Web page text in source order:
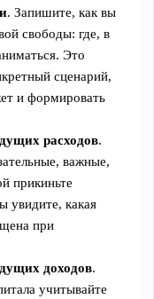
. Запишите, как вы
свободы: где, в
Это
сценарий,
и формировать
расходов.
важные,
прикиньте
увидите, какая
при
доходов.
учитывайте